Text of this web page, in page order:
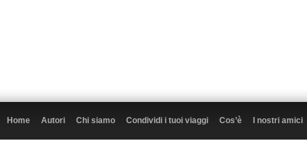
Home Autori Chi siamo Condividi i tuoi viaggi Cos’è I nostri amici